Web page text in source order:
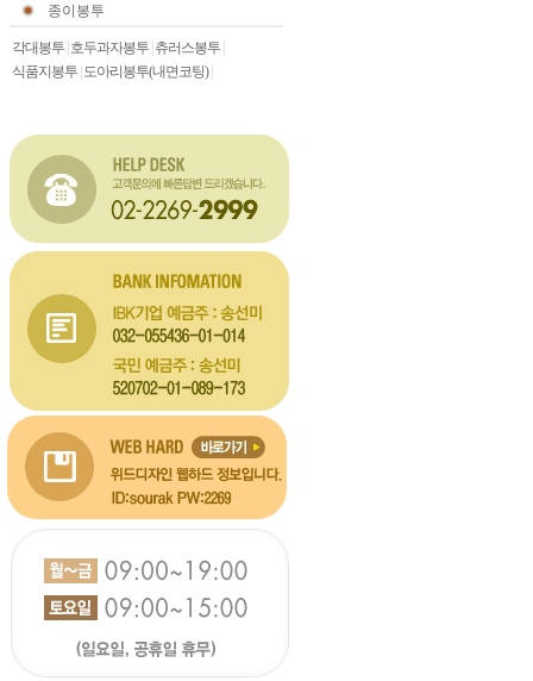
종이봉투
각대봉투 호두과자봉투 츄러스봉투
식품지봉투 도아리봉투(내면코팅)|